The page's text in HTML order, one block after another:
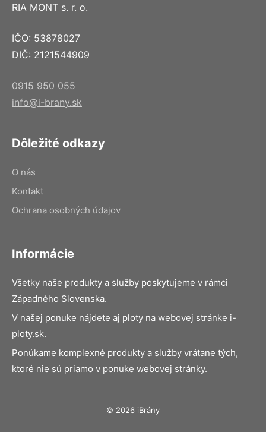
RIA MONT s. r. o.
IČO: 53878027
DIČ: 2121544909
0915 950 055
info@i-brany.sk
Dôležité odkazy
O nás
Kontakt
Ochrana osobných údajov
Informácie
Všetky naše produkty a služby poskytujeme v rámci
Západného Slovenska.
V našej ponuke nájdete aj ploty na webovej stránke i-
ploty.sk.
Ponúkame komplexné produkty a služby vrátane tých,
ktoré nie sú priamo v ponuke webovej stránky.
© 2026 iBrány